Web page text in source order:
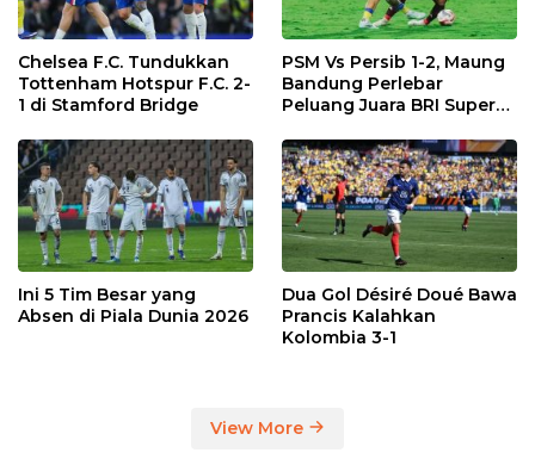
Chelsea F.C. Tundukkan
Tottenham Hotspur F.C. 2-
1 di Stamford Bridge
PSM Vs Persib 1-2, Maung
Bandung Perlebar
Peluang Juara BRI Super
Ini 5 Tim Besar yang
Absen di Piala Dunia 2026
Dua Gol Désiré Doué Bawa
Prancis Kalahkan
Kolombia 3-1
View More